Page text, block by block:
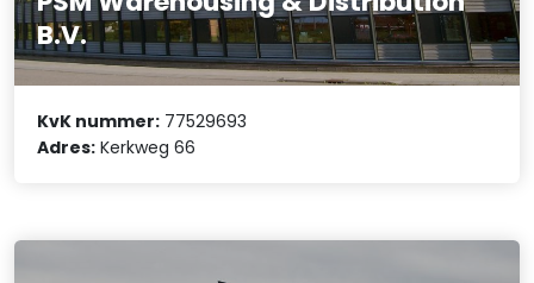
B.V.
KvK nummer: 77529693
Adres: Kerkweg 66